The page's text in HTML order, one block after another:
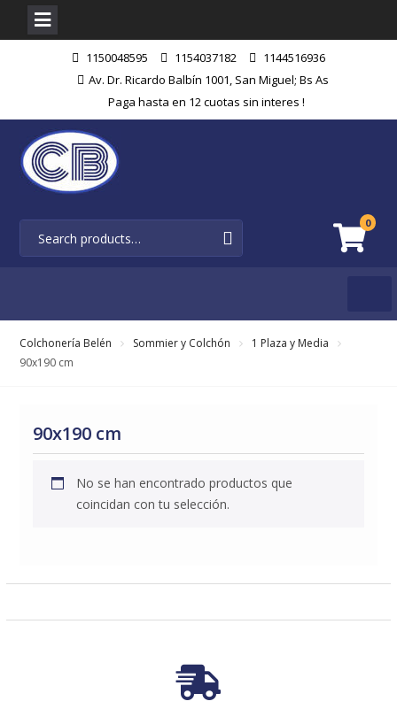
1150048595 1154037182
1144516936
Av. Dr. Ricardo Balbín 1001, San Miguel; Bs As
Paga hasta en 12 cuotas sin interes !
0
Colchonería Belén Sommier y Colchón
1 Plaza y Media
90x190 cm
90x190 cm
No se han encontrado productos que
coincidan con tu selección.